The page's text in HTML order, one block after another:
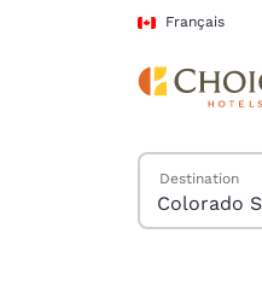
Passer à Contenu Principal
Français
Trouver des
Destination